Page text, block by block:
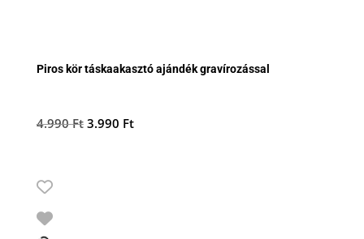
Piros kör táskaakasztó ajándék gravírozással
4.990Ft Original
3.990 FtCurrent